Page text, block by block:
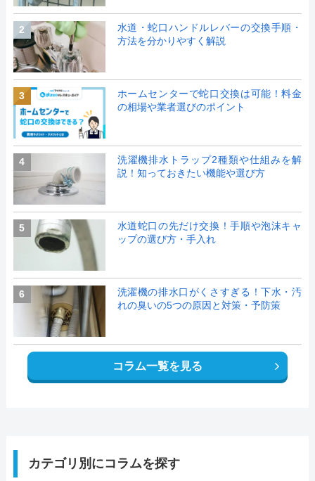
2
水道・蛇口ハンドルレバーの交換手順・
方法を分かりやすく解説
3
ホームセンターで蛇口交換は可能！料金
の相場や業者選びのポイント
4
洗濯機排水トラップ2種類や仕組みを解
説！知っておきたい機能や選び方
5
水道蛇口の先だけ交換！手順や泡沫キャ
ップの選び方・手入れ
6
洗濯機の排水口がくさすぎる！下水・汚
れの臭いの5つの原因と対策・予防策
コラム一覧を見る
カテゴリ別にコラムを探す